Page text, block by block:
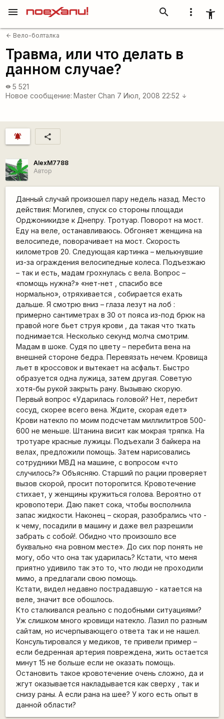
more_vert accessibility_new
search
menu
arrow_back Вело-болталка
Травма, или что делать в
данном случае?
visibility 5 521
Новое сообщение: Master Chan 7 Июл, 2008 22:52 arrow_downward
notifications_active share
AlexM7788
Автор
Данный случай произошел пару недель назад. Место
действия: Могилев, спуск со стороны площади
Орджоникидзе к Днепру. Тротуар. Поворот на мост.
Еду на веле, останавливаюсь. Обгоняет женщина на
велосипеде, поворачивает на мост. Скорость
километров 20. Следующая картинка – мелькнувшие
из-за ограждения велосипедные колеса. Подъезжаю
– так и есть, мадам грохнулась с вела. Вопрос –
«помощь нужна?» «нет-нет , спасибо все
нормально», отряхивается , собирается ехать
дальше. Я смотрю вниз – глаза лезут на лоб :
примерно сантиметрах в 30 от пояса из-под брюк на
правой ноге бьет струя крови , да такая что ткать
поднимается. Несколько секунд молча смотрим.
Мадам в шоке. Судя по цвету – перебита вена на
внешней стороне бедра. Перевязать нечем. Кровища
льет в кроссовок и вытекает на асфальт. Быстро
образуется одна лужица, затем другая. Советую
хотя-бы рукой закрыть рану. Вызываю скорую.
Первый вопрос «Ударилась головой? Нет, перебит
сосуд, скорее всего вена. Ждите, скорая едет»
Крови натекло по моим подсчетам миллилитров 500-
600 не меньше. Штанина висит как мокрая тряпка. На
тротуаре красные лужицы. Подъехали 3 байкера на
велах, предложили помощь. Затем нарисовались
сотрудники МВД на машине, с вопросом «что
случилось?» Объясняю. Старший по рации проверяет
вызов скорой, просит поторопится. Кровотечение
стихает, у женщины кружиться голова. Вероятно от
кровопотери. Даю пакет сока, чтобы восполнила
запас жидкости. Наконец – скорая, разобрались что -
к чему, посадили в машину и даже вел разрешили
забрать с собой!. Обидно что произошло все
буквально «на ровном месте». До сих пор понять не
могу, обо что она так ударилась? Кстати, что меня
приятно удивило так это то, что люди не проходили
мимо, а предлагали свою помощь.
Кстати, видел недавно пострадавшую - катается на
веле, значит все обошлось.
Кто сталкивался реально с подобными ситуациями?
Уж слишком много кровищи натекло. Лазил по разным
сайтам, но исчерпывающего ответа так и не нашел.
Консультировался у медиков, те привели пример –
если бедренная артерия повреждена, жить остается
минут 15 не больше если не оказать помощь.
Остановить такое кровотечение очень сложно, да и
жгут оказывается накладывается как сверху , так и
снизу раны. А если рана на шее? У кого есть опыт в
данной области?